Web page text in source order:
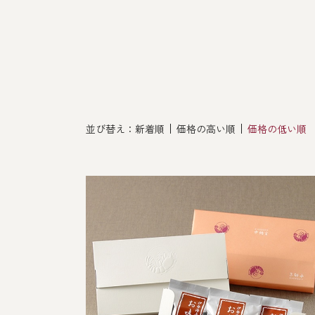
並び替え： 新着順 価格の高い順 価格の低い順